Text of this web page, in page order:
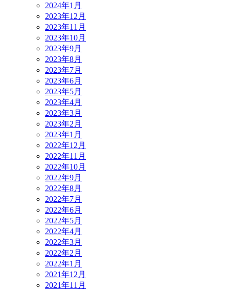
2024年1月
2023年12月
2023年11月
2023年10月
2023年9月
2023年8月
2023年7月
2023年6月
2023年5月
2023年4月
2023年3月
2023年2月
2023年1月
2022年12月
2022年11月
2022年10月
2022年9月
2022年8月
2022年7月
2022年6月
2022年5月
2022年4月
2022年3月
2022年2月
2022年1月
2021年12月
2021年11月